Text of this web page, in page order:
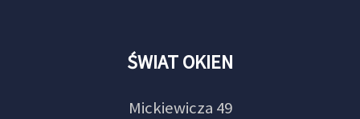
ŚWIAT OKIEN
Mickiewicza 49